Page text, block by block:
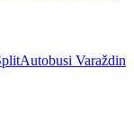
Autobusi Varaždin